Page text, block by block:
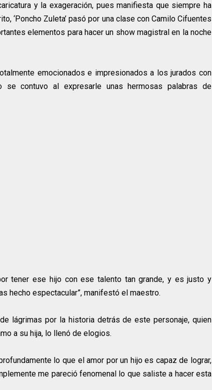
y la exageración, pues manifiesta que siempre ha
‘Poncho Zuleta’ pasó por una clase con Camilo Cifuentes
elementos para hacer un show magistral en la noche
emocionados e impresionados a los jurados con
contuvo al expresarle unas hermosas palabras de
tener ese hijo con ese talento tan grande, y es justo y
hecho espectacular”, manifestó el maestro.
lágrimas por la historia detrás de este personaje, quien
a su hija, lo llenó de elogios.
lo que el amor por un hijo es capaz de lograr,
me pareció fenomenal lo que saliste a hacer esta